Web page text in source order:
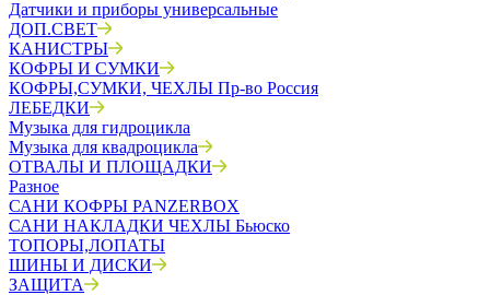
Датчики и приборы универсальные
ДОП.СВЕТ
КАНИСТРЫ
КОФРЫ И СУМКИ
КОФРЫ,СУМКИ, ЧЕХЛЫ Пр-во Россия
ЛЕБЕДКИ
Музыка для гидроцикла
Музыка для квадроцикла
ОТВАЛЫ И ПЛОЩАДКИ
Разное
САНИ КОФРЫ PANZERBOX
САНИ НАКЛАДКИ ЧЕХЛЫ Бьюско
ТОПОРЫ,ЛОПАТЫ
ШИНЫ И ДИСКИ
ЗАЩИТА